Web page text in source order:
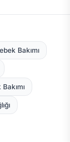
Bakımı